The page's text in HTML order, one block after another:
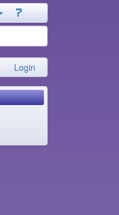
Login